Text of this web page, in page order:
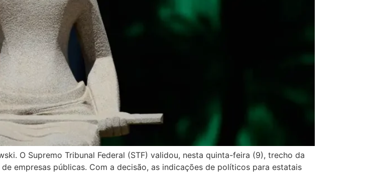
O Supremo Tribunal Federal (STF) validou, nesta quinta-feira (9), trecho da
empresas públicas. Com a decisão, as indicações de políticos para estatais